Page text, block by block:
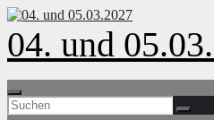
Zum
Inhalt
springen
04. und